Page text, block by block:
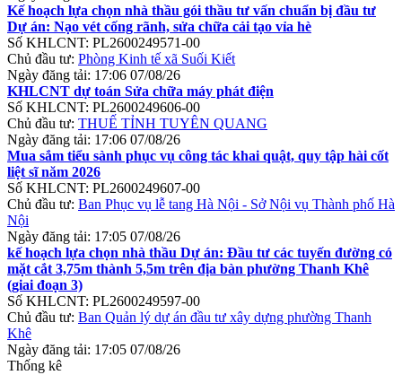
Kế hoạch lựa chọn nhà thầu gói thầu tư vấn chuẩn bị đầu tư
Dự án: Nạo vét cống rãnh, sửa chữa cải tạo vỉa hè
Số KHLCNT: PL2600249571-00
Chủ đầu tư: Phòng Kinh tế xã Suối Kiết
Ngày đăng tải: 17:06 07/08/26
KHLCNT dự toán Sửa chữa máy phát điện
Số KHLCNT: PL2600249606-00
Chủ đầu tư: THUẾ TỈNH TUYÊN QUANG
Ngày đăng tải: 17:06 07/08/26
Mua sắm tiểu sành phục vụ công tác khai quật, quy tập hài cốt
liệt sĩ năm 2026
Số KHLCNT: PL2600249607-00
Chủ đầu tư: Ban Phục vụ lễ tang Hà Nội - Sở Nội vụ Thành phố Hà
Nội
Ngày đăng tải: 17:05 07/08/26
kế hoạch lựa chọn nhà thầu Dự án: Đầu tư các tuyến đường có
mặt cắt 3,75m thành 5,5m trên địa bàn phường Thanh Khê
(giai đoạn 3)
Số KHLCNT: PL2600249597-00
Chủ đầu tư: Ban Quản lý dự án đầu tư xây dựng phường Thanh
Khê
Ngày đăng tải: 17:05 07/08/26
Thống kê